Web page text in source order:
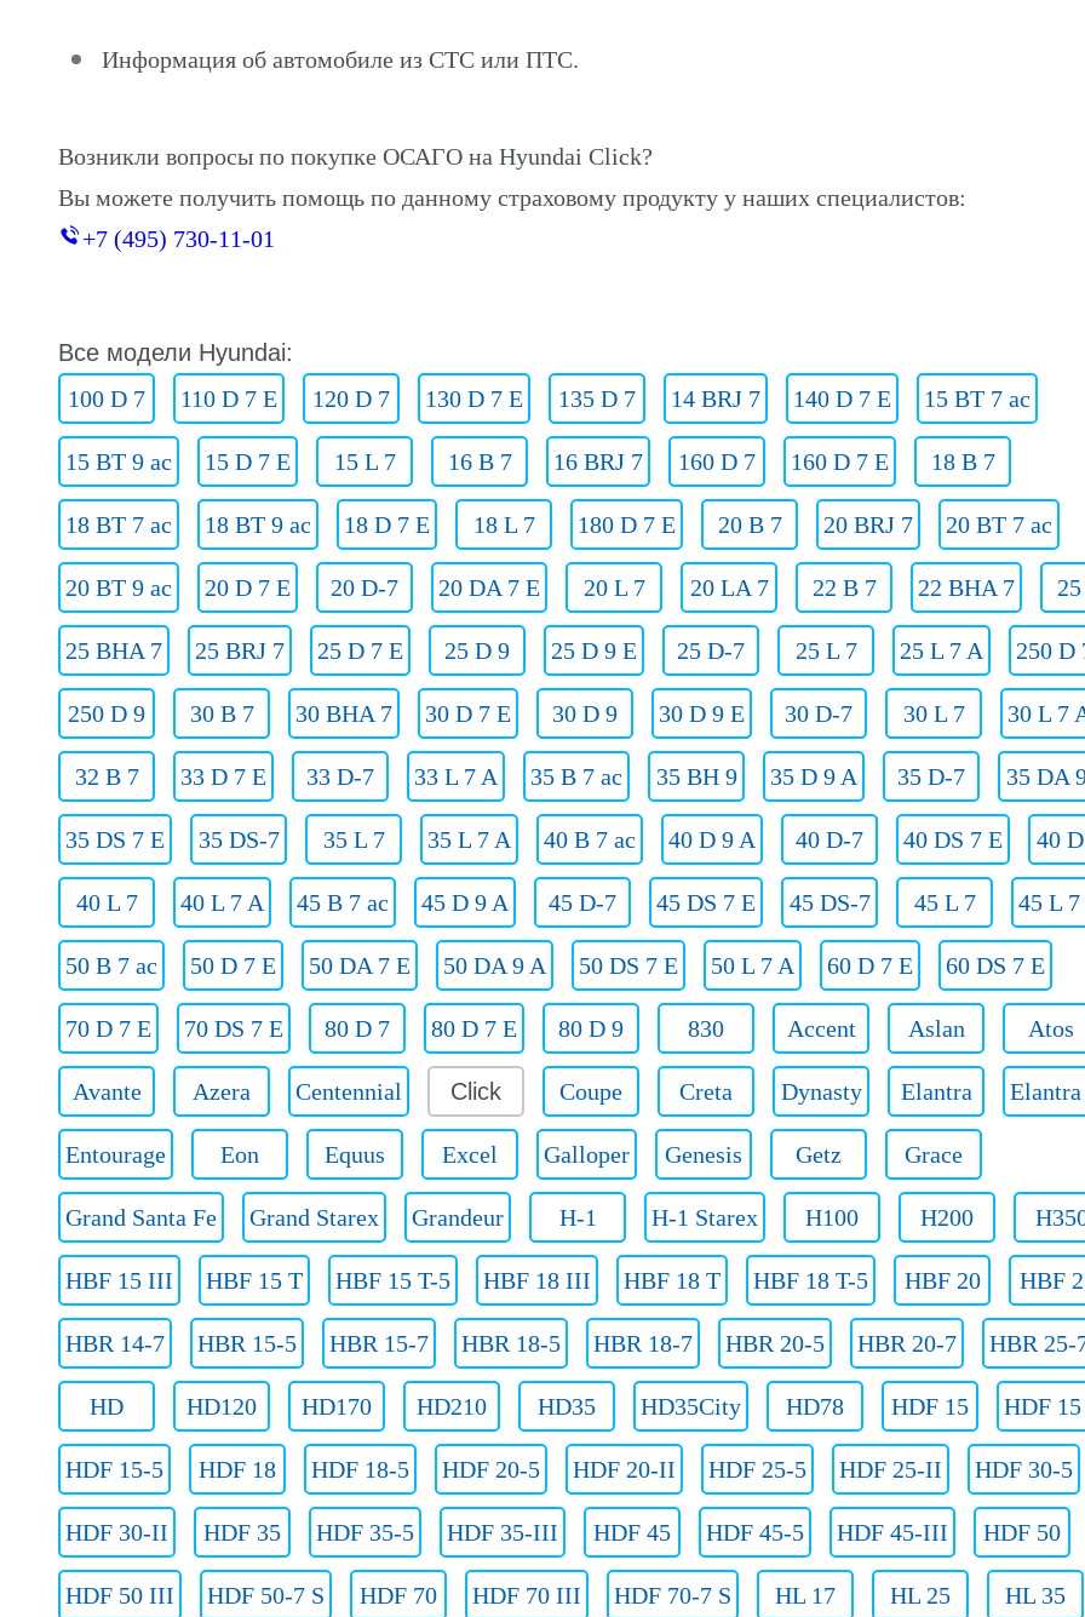
Информация об автомобиле из СТС или ПТС.
Возникли вопросы по покупке ОСАГО на Hyundai Click?
Вы можете получить помощь по данному страховому продукту у наших специалистов:
+7 (495) 730-11-01
Все модели Hyundai:
100 D 7
110 D 7 E 120 D 7 130 D 7 E 135 D 7 14 BRJ 7 140 D 7 E 15 BT 7 ac
15 BT 9 ac 15 D 7 E 15 L 7 16 B 7 16 BRJ 7 160 D 7 160 D 7 E 18 B 7
18 BT 7 ac 18 BT 9 ac 18 D 7 E 18 L 7 180 D 7 E 20 B 7 20 BRJ 7 20 BT 7 ac
20 BT 9 ac 20 D 7 E 20 D-7 20 DA 7 E 20 L 7 20 LA 7 22 B 7 22 BHA 7
25 BHA 7 25 BRJ 7 25 D 7 E 25 D 9 25 D 9 E 25 D-7 25 L 7 25 L 7 A 250 D
250 D 9 30 B 7 30 BHA 7 30 D 7 E 30 D 9 30 D 9 E 30 D-7 30 L 7 30 L 7
32 B 7 33 D 7 E 33 D-7 33 L 7 A 35 B 7 ac 35 BH 9 35 D 9 A 35 D-7 35 DA
35 DS 7 E 35 DS-7 35 L 7 35 L 7 A 40 B 7 ac 40 D 9 A 40 D-7 40 DS 7 E 40
40 L 7 40 L 7 A 45 B 7 ac 45 D 9 A 45 D-7 45 DS 7 E 45 DS-7 45 L 7 45 L 7
50 B 7 ac 50 D 7 E 50 DA 7 E 50 DA 9 A 50 DS 7 E 50 L 7 A 60 D 7 E 60 DS 7 E
70 D 7 E 70 DS 7 E 80 D 7 80 D 7 E 80 D 9 830 Accent Aslan Atos
Avante Azera Centennial Click Coupe Creta Dynasty Elantra
Entourage Eon Equus Excel Galloper Genesis Getz Grace
Grand Santa Fe Grand Starex Grandeur H-1 H-1 Starex H100 H200
HBF 15 III HBF 15 T HBF 15 T-5 HBF 18 III HBF 18 T HBF 18 T-5 HBF 20 HBF
HBR 14-7 HBR 15-5 HBR 15-7 HBR 18-5 HBR 18-7 HBR 20-5 HBR 20-7 HBR 25-
HD HD120 HD170 HD210 HD35 HD35City HD78 HDF 15 HDF
HDF 15-5 HDF 18 HDF 18-5 HDF 20-5 HDF 20-II HDF 25-5 HDF 25-II HDF 30-5
HDF 30-II HDF 35 HDF 35-5 HDF 35-III HDF 45 HDF 45-5 HDF 45-III HDF 50
HDF 50 III HDF 50-7 S HDF 70 HDF 70 III HDF 70-7 S HL 17 HL 25 HL 35